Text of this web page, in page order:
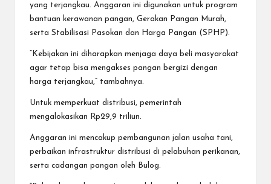
yang terjangkau. Anggaran ini digunakan untuk program
bantuan kerawanan pangan, Gerakan Pangan Murah,
serta Stabilisasi Pasokan dan Harga Pangan (SPHP).
“Kebijakan ini diharapkan menjaga daya beli masyarakat
agar tetap bisa mengakses pangan bergizi dengan
harga terjangkau,” tambahnya.
Untuk memperkuat distribusi, pemerintah
mengalokasikan Rp29,9 triliun.
Anggaran ini mencakup pembangunan jalan usaha tani,
perbaikan infrastruktur distribusi di pelabuhan perikanan,
serta cadangan pangan oleh Bulog.